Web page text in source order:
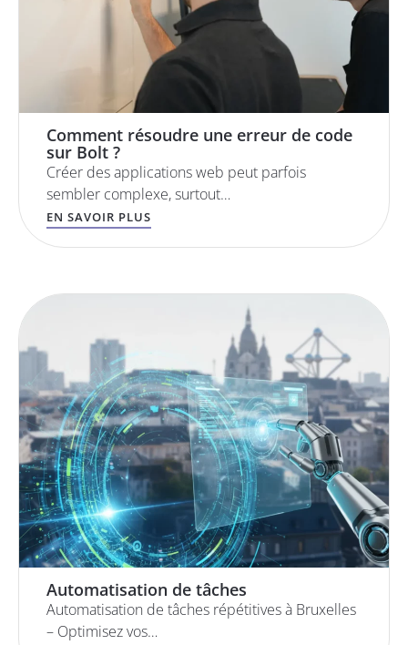
Comment résoudre une erreur de code
sur Bolt ?
Créer des applications web peut parfois
sembler complexe, surtout…
EN SAVOIR PLUS
Automatisation de tâches
Automatisation de tâches répétitives à Bruxelles
– Optimisez vos…